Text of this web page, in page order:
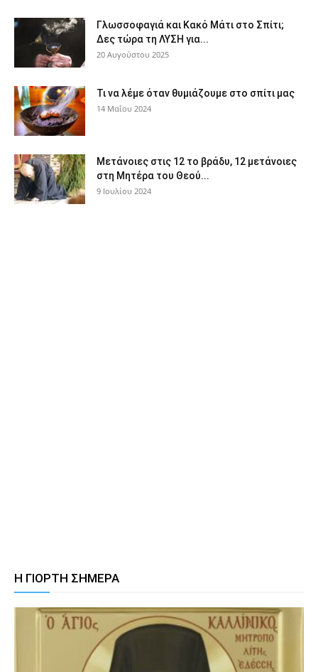
Γλωσσοφαγιά και Κακό Μάτι στο Σπίτι;
Δες τώρα τη ΛΥΣΗ για...
20 Αυγούστου 2025
Τι να λέμε όταν θυμιάζουμε στο σπίτι μας
14 Μαΐου 2024
Μετάνοιες στις 12 το βράδυ, 12 μετάνοιες
στη Μητέρα του Θεού...
9 Ιουλίου 2024
Η ΓΙΟΡΤΗ ΣΗΜΕΡΑ